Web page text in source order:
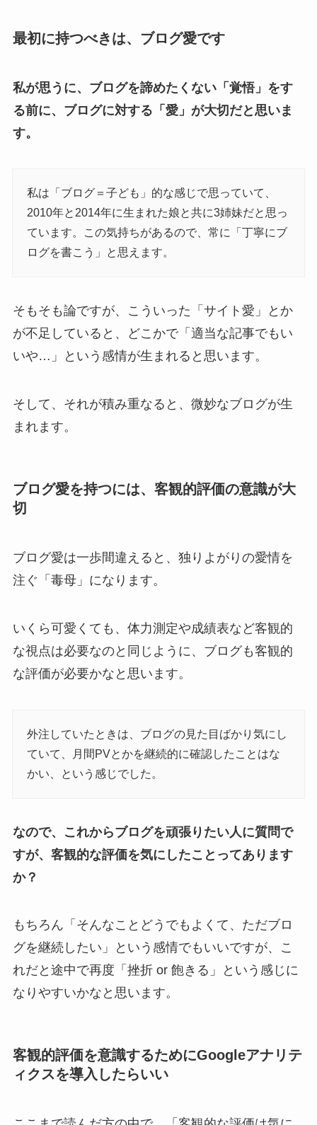
最初に持つべきは、ブログ愛です
私が思うに、ブログを諦めたくない「覚悟」をす
る前に、ブログに対する「愛」が大切だと思いま
す。
私は「ブログ＝子ども」的な感じで思っていて、
2010年と2014年に生まれた娘と共に3姉妹だと思っ
ています。この気持ちがあるので、常に「丁寧にブ
ログを書こう」と思えます。
そもそも論ですが、こういった「サイト愛」とか
が不足していると、どこかで「適当な記事でもい
いや…」という感情が生まれると思います。
そして、それが積み重なると、微妙なブログが生
まれます。
ブログ愛を持つには、客観的評価の意識が大
切
ブログ愛は一歩間違えると、独りよがりの愛情を
注ぐ「毒母」になります。
いくら可愛くても、体力測定や成績表など客観的
な視点は必要なのと同じように、ブログも客観的
な評価が必要かなと思います。
外注していたときは、ブログの見た目ばかり気にし
ていて、月間PVとかを継続的に確認したことはな
かい、という感じでした。
なので、これからブログを頑張りたい人に質問で
すが、客観的な評価を気にしたことってあります
か？
もちろん「そんなことどうでもよくて、ただブロ
グを継続したい」という感情でもいいですが、こ
れだと途中で再度「挫折 or 飽きる」という感じに
なりやすいかなと思います。
客観的評価を意識するためにGoogleアナリテ
ィクスを導入したらいい